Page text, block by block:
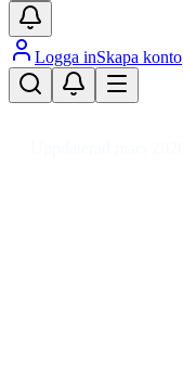
Logga inSkapa konto